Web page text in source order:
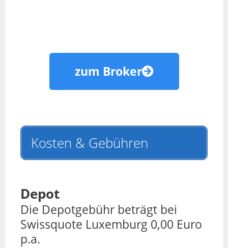
zum Broker
Kosten & Gebühren
Depot
Die Depotgebühr beträgt bei
Swissquote Luxemburg 0,00 Euro
p.a.